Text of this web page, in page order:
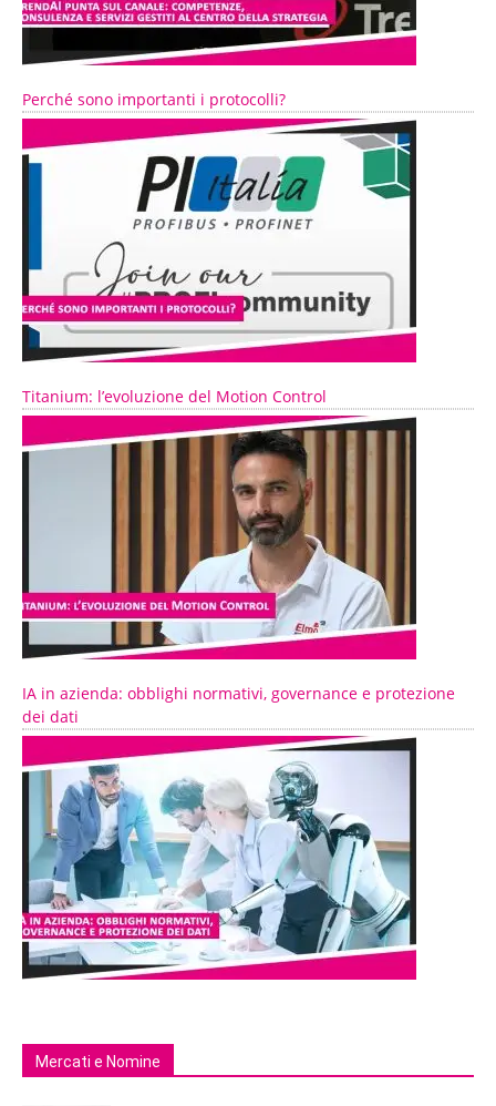
Perché sono importanti i protocolli?
Titanium: l’evoluzione del Motion Control
IA in azienda: obblighi normativi, governance e protezione
dei dati
Mercati e Nomine